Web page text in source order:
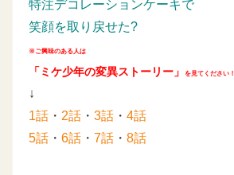
特注デコレーションケーキで
笑顔を取り戻せた?
※ご興味のある人は
「ミケ少年の変異ストーリー」 を見てください！
↓
1話 ・ 2話 ・ 3話 ・ 4話
5話 ・ 6話 ・ 7話 ・ 8話